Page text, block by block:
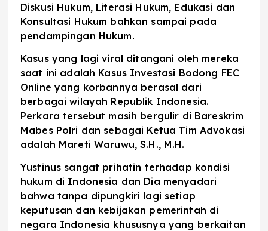
Diskusi Hukum, Literasi Hukum, Edukasi dan
Konsultasi Hukum bahkan sampai pada
pendampingan Hukum.
Kasus yang lagi viral ditangani oleh mereka
saat ini adalah Kasus Investasi Bodong FEC
Online yang korbannya berasal dari
berbagai wilayah Republik Indonesia.
Perkara tersebut masih bergulir di Bareskrim
Mabes Polri dan sebagai Ketua Tim Advokasi
adalah Mareti Waruwu, S.H., M.H.
Yustinus sangat prihatin terhadap kondisi
hukum di Indonesia dan Dia menyadari
bahwa tanpa dipungkiri lagi setiap
keputusan dan kebijakan pemerintah di
negara Indonesia khususnya yang berkaitan